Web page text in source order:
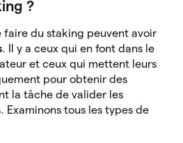
?
faire du staking peuvent avoir
. Il y a ceux qui en font dans le
et ceux qui mettent leurs
pour obtenir des
la tâche de valider les
Examinons tous les types de